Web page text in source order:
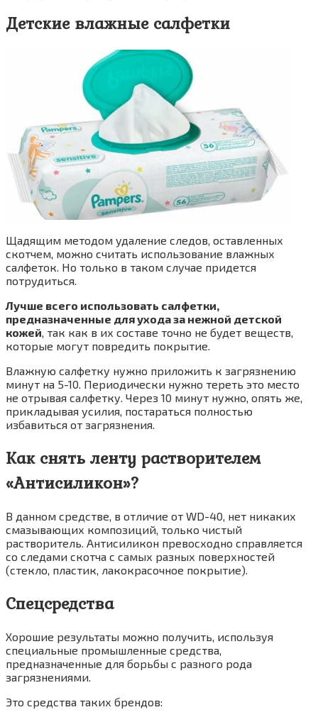
Детские влажные салфетки
Щадящим методом удаление следов, оставленных
скотчем, можно считать использование влажных
салфеток. Но только в таком случае придется
потрудиться.
Лучше всего использовать салфетки,
предназначенные для ухода за нежной детской
кожей, так как в их составе точно не будет веществ,
которые могут повредить покрытие.
Влажную салфетку нужно приложить к загрязнению
минут на 5-10. Периодически нужно тереть это место
не отрывая салфетку. Через 10 минут нужно, опять же,
прикладывая усилия, постараться полностью
избавиться от загрязнения.
Как снять ленту растворителем
«Антисиликон»?
В данном средстве, в отличие от WD-40, нет никаких
смазывающих композиций, только чистый
растворитель. Антисиликон превосходно справляется
со следами скотча с самых разных поверхностей
(стекло, пластик, лакокрасочное покрытие).
Спецсредства
Хорошие результаты можно получить, используя
специальные промышленные средства,
предназначенные для борьбы с разного рода
загрязнениями.
Это средства таких брендов: